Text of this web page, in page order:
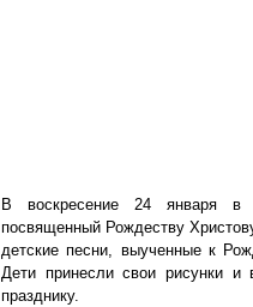
В воскресение 24 января в
посвященный Рождеству
детские песни, выученные к
Дети принесли свои рисунки и
празднику.